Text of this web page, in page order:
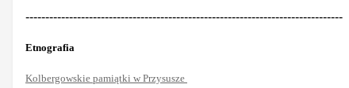
--------------------------------------------------------------------------------
Etnografia
Kolbergowskie pamiątki w Przysusze